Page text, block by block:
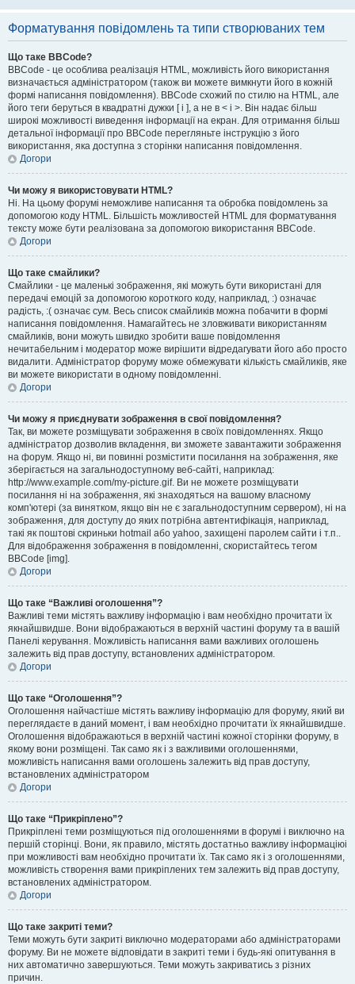
Форматування повідомлень та типи створюваних тем
Що таке BBCode?
BBCode - це особлива реалізація HTML, можливість його використання
визначається адміністратором (також ви можете вимкнути його в кожній
формі написання повідомлення). BBCode схожий по стилю на HTML, але
його теги беруться в квадратні дужки [ і ], а не в < і >. Він надає більш
широкі можливості виведення інформації на екран. Для отримання більш
детальної інформації про BBCode перегляньте інструкцію з його
використання, яка доступна з сторінки написання повідомлення.
Догори
Чи можу я використовувати HTML?
Ні. На цьому форумі неможливе написання та обробка повідомлень за
допомогою коду HTML. Більшість можливостей HTML для форматування
тексту може бути реалізована за допомогою використання BBCode.
Догори
Що таке смайлики?
Смайлики - це маленькі зображення, які можуть бути використані для
передачі емоцій за допомогою короткого коду, наприклад, :) означає
радість, :( означає сум. Весь список смайликів можна побачити в формі
написання повідомлення. Намагайтесь не зловживати використанням
смайликів, вони можуть швидко зробити ваше повідомлення
нечитабельним і модератор може вирішити відредагувати його або просто
видалити. Адміністратор форуму може обмежувати кількість смайликів, яке
ви можете використати в одному повідомленні.
Догори
Чи можу я приєднувати зображення в свої повідомлення?
Так, ви можете розміщувати зображення в своїх повідомленнях. Якщо
адміністратор дозволив вкладення, ви зможете завантажити зображення
на форум. Якщо ні, ви повинні розмістити посилання на зображення, яке
зберігається на загальнодоступному веб-сайті, наприклад:
http://www.example.com/my-picture.gif. Ви не можете розміщувати
посилання ні на зображення, які знаходяться на вашому власному
комп'ютері (за винятком, якщо він не є загальнодоступним сервером), ні на
зображення, для доступу до яких потрібна автентифікація, наприклад,
такі як поштові скриньки hotmail або yahoo, захищені паролем сайти і т.п..
Для відображення зображення в повідомленні, скористайтесь тегом
BBCode [img].
Догори
Що таке “Важливі оголошення”?
Важливі теми містять важливу інформацію і вам необхідно прочитати їх
якнайшвидше. Вони відображаються в верхній частині форуму та в вашій
Панелі керування. Можливість написання вами важливих оголошень
залежить від прав доступу, встановлених адміністратором.
Догори
Що таке “Оголошення”?
Оголошення найчастіше містять важливу інформацію для форуму, який ви
переглядаєте в даний момент, і вам необхідно прочитати їх якнайшвидше.
Оголошення відображаються в верхній частині кожної сторінки форуму, в
якому вони розміщені. Так само як і з важливими оголошеннями,
можливість написання вами оголошень залежить від прав доступу,
встановлених адміністратором
Догори
Що таке “Прикріплено”?
Прикріплені теми розміщуються під оголошеннями в форумі і виключно на
першій сторінці. Вони, як правило, містять достатньо важливу інформаціюі
при можливості вам необхідно прочитати їх. Так само як і з оголошеннями,
можливість створення вами прикріплених тем залежить від прав доступу,
встановлених адміністратором.
Догори
Що таке закриті теми?
Теми можуть бути закриті виключно модераторами або адміністраторами
форуму. Ви не можете відповідати в закриті теми і будь-які опитування в
них автоматично завершуються. Теми можуть закриватись з різних
причин.